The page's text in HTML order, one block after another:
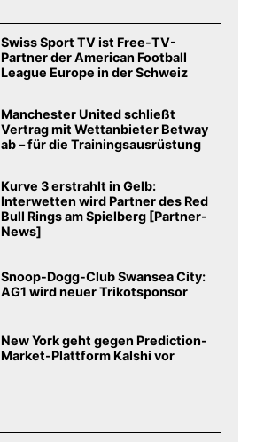
Swiss Sport TV ist Free-TV-
Partner der American Football
League Europe in der Schweiz
Manchester United schließt
Vertrag mit Wettanbieter Betway
ab – für die Trainingsausrüstung
Kurve 3 erstrahlt in Gelb:
Interwetten wird Partner des Red
Bull Rings am Spielberg [Partner-
News]
Snoop-Dogg-Club Swansea City:
AG1 wird neuer Trikotsponsor
New York geht gegen Prediction-
Market-Plattform Kalshi vor